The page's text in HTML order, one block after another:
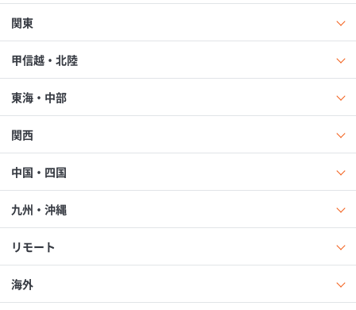
関東
甲信越・北陸
東海・中部
関西
中国・四国
九州・沖縄
リモート
海外